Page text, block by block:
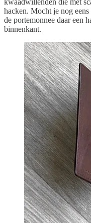
hacken. Mocht je nog
de portemonnee daar een
binnenkant.